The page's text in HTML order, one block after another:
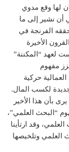
لها وقع مدوي
أن نشير إلى ما
الفرنجة في
الأخيرة
لعهد “المكننة”
مفهوم
العمالية حركية
لكسب المال.
بأن هذا الأخير
“البحث العلمي”،
وقد ارتأينا
العلمي وتلخيصها